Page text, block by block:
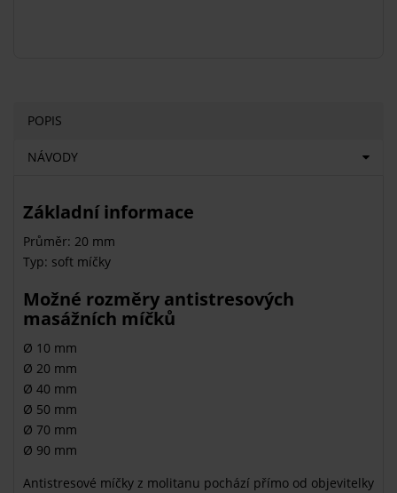
POPIS
NÁVODY
Základní informace
Průměr: 20 mm
Typ: soft míčky
Možné rozměry antistresových
masážních míčků
Ø 10 mm
Ø 20 mm
Ø 40 mm
Ø 50 mm
Ø 70 mm
Ø 90 mm
Antistresové míčky z molitanu pochází přímo od objevitelky